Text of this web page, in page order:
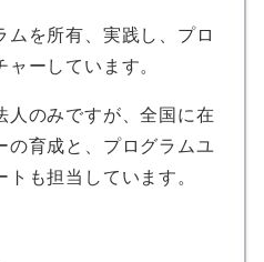
ムを所有、実践し、プロ
ーしています。
人のみですが、全国に在
の育成と、プログラムユ
も担当しています。